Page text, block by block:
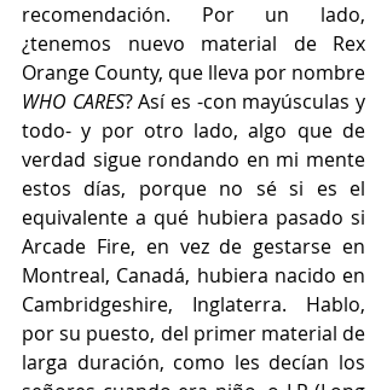
recomendación. Por un lado,
¿tenemos nuevo material de Rex
WHO CARES? Así es -con mayúsculas y
todo- y por otro lado, algo que de
verdad sigue rondando en mi mente
estos días, porque no sé si es el
equivalente a qué hubiera pasado si
Arcade Fire, en vez de gestarse en
Montreal, Canadá, hubiera nacido en
Cambridgeshire, Inglaterra. Hablo,
por su puesto, del primer material de
larga duración, como les decían los